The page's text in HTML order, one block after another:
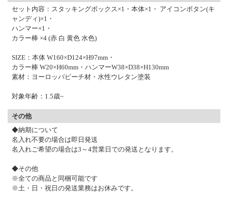
セット内容：スタッキングボックス×1・本体×1・ アイコンボタン(キ
ャンディ)×1・
ハンマー×1・
カラー棒 ×4 (赤 白 黄色 水色)
SIZE：本体 W160×D124×H97mm・
カラー棒 W20×H60mm・ハンマーW38×D38×H130mm
素材：ヨーロッパビーチ材・水性ウレタン塗装
対象年齢：1.5歳~
その他
◆納期について
名入れ不要の場合は即日発送
名入れご希望の場合は3～4営業日での発送となります。
◆その他
※全ての商品と同梱可能です
※土・日・祝日の発送業務はお休みです。